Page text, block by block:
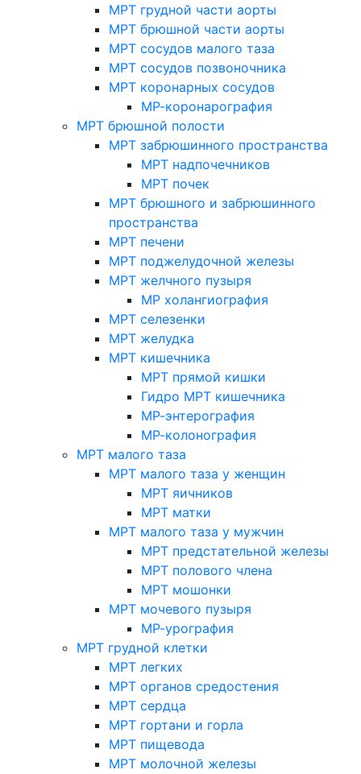
МРТ грудной части аорты
МРТ брюшной части аорты
МРТ сосудов малого таза
МРТ сосудов позвоночника
МРТ коронарных сосудов
МР-коронарография
МРТ брюшной полости
МРТ забрюшинного пространства
МРТ надпочечников
МРТ почек
МРТ брюшного и забрюшинного
пространства
МРТ печени
МРТ поджелудочной железы
МРТ желчного пузыря
МР холангиография
МРТ селезенки
МРТ желудка
МРТ кишечника
МРТ прямой кишки
Гидро МРТ кишечника
МР-энтерография
МР-колонография
МРТ малого таза
МРТ малого таза у женщин
МРТ яичников
МРТ матки
МРТ малого таза у мужчин
МРТ предстательной железы
МРТ полового члена
МРТ мошонки
МРТ мочевого пузыря
МР-урография
МРТ грудной клетки
МРТ легких
МРТ органов средостения
МРТ сердца
МРТ гортани и горла
МРТ пищевода
МРТ молочной железы